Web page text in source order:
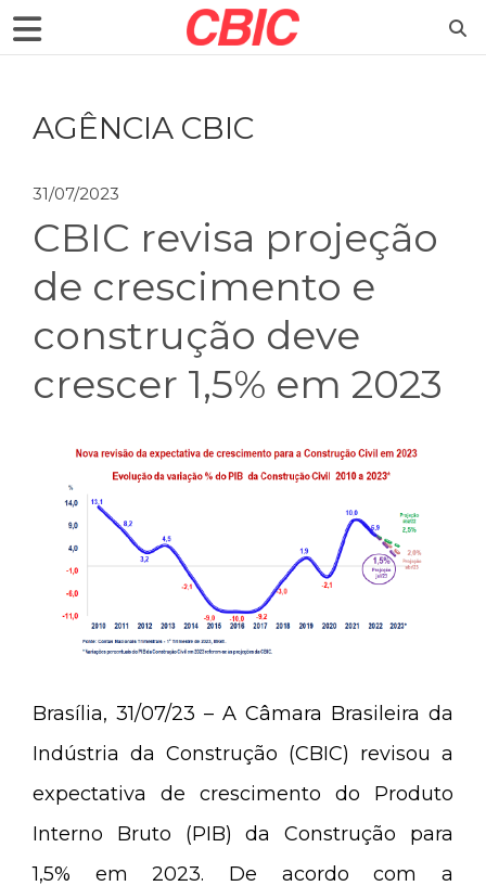
AGÊNCIA CBIC
31/07/2023
CBIC revisa projeção
de crescimento e
construção deve
crescer 1,5% em 2023
Brasília, 31/07/23 – A Câmara Brasileira da
Indústria da Construção (CBIC) revisou a
expectativa de crescimento do Produto
Interno Bruto (PIB) da Construção para
1,5% em 2023. De acordo com a